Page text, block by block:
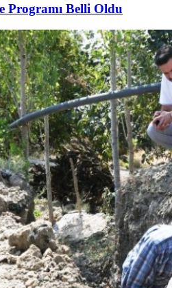
Programı Belli Oldu